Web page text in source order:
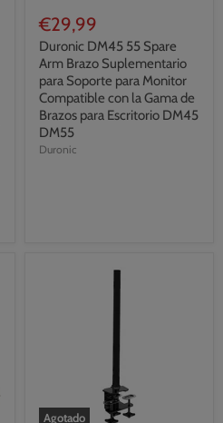
€29,99
Duronic DM45 55 Spare
Arm Brazo Suplementario
para Soporte para Monitor
Compatible con la Gama de
Brazos para Escritorio DM45
DM55
Duronic
Agotado